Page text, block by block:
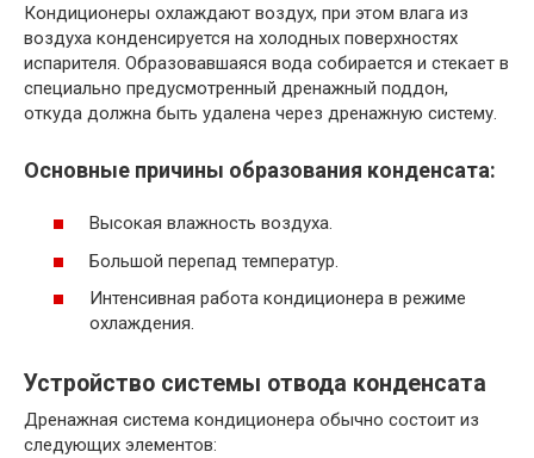
Кондиционеры охлаждают воздух, при этом влага из
воздуха конденсируется на холодных поверхностях
испарителя. Образовавшаяся вода собирается и стекает в
специально предусмотренный дренажный поддон,
откуда должна быть удалена через дренажную систему.
Основные причины образования конденсата:
Высокая влажность воздуха.
Большой перепад температур.
Интенсивная работа кондиционера в режиме
охлаждения.
Устройство системы отвода конденсата
Дренажная система кондиционера обычно состоит из
следующих элементов: